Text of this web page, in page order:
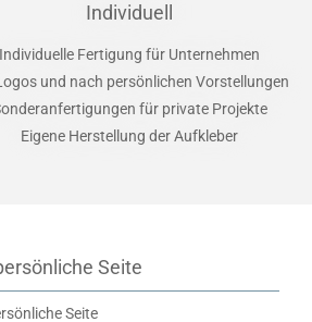
Individuell
Individuelle Fertigung für Unternehmen
und nach persönlichen Vorstellungen
für private Projekte
Eigene Herstellung der Aufkleber
Seite
Seite